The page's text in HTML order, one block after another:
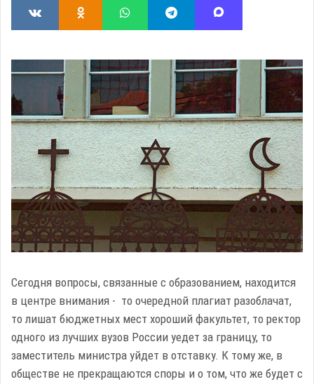
Сегодня вопросы, связанные с образованием, находится
в центре внимания - то очередной плагиат разоблачат,
то лишат бюджетных мест хороший факультет, то ректор
одного из лучших вузов России уедет за границу, то
заместитель министра уйдет в отставку. К тому же, в
обществе не прекращаются споры и о том, что же будет с